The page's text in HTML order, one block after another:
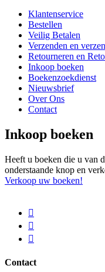
Klantenservice
Bestellen
Veilig Betalen
Verzenden en
Retourneren en
Inkoop boeken
Boekenzoekdienst
Nieuwsbrief
Over Ons
Contact
Inkoop boeken
Heeft u boeken die u van
onderstaande knop en
Verkoop uw boeken!
Contact